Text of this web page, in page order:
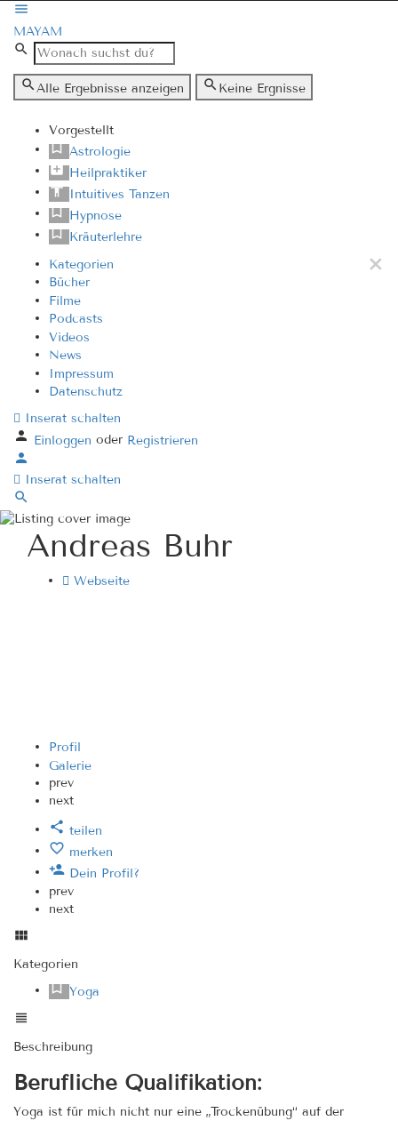
MAYAM
Alle Ergebnisse anzeigen Keine Ergnisse
Vorgestellt
Astrologie
Heilpraktiker
Intuitives Tanzen
Hypnose
Kräuterlehre
Kategorien
Bücher
Filme
Podcasts
Videos
News
Impressum
Datenschutz
Inserat schalten
Einloggen oder Registrieren
Inserat schalten
Andreas Buhr
Webseite
Profil
Galerie
prev
next
teilen
merken
Dein Profil?
prev
next
Kategorien
Yoga
Beschreibung
Berufliche Qualifikation:
Yoga ist für mich nicht nur eine „Trockenübung“ auf der